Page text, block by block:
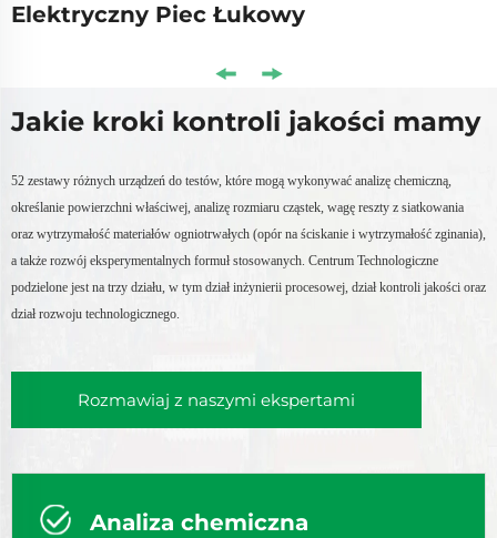
Elektryczny Piec Łukowy
Jakie kroki kontroli jakości mamy
52 zestawy różnych urządzeń do testów, które mogą wykonywać analizę chemiczną,
określanie powierzchni właściwej, analizę rozmiaru cząstek, wagę reszty z siatkowania
oraz wytrzymałość materiałów ogniotrwałych (opór na ściskanie i wytrzymałość zginania),
a także rozwój eksperymentalnych formuł stosowanych. Centrum Technologiczne
podzielone jest na trzy działu, w tym dział inżynierii procesowej, dział kontroli jakości oraz
dział rozwoju technologicznego.
Rozmawiaj z naszymi ekspertami
Analiza chemiczna